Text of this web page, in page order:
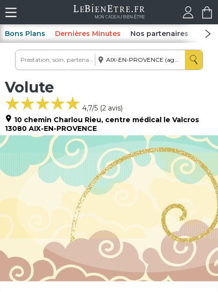
Bons Plans Dernières Minutes Nos partenaires Spas
Volute
4,7/5 (2 avis)
10 chemin Charlou Rieu, centre médical le Valcros
13080 AIX-EN-PROVENCE